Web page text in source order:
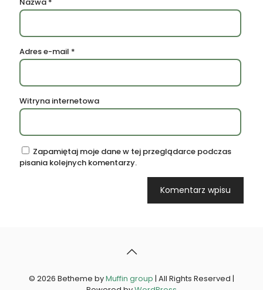
Adres e-mail *
Witryna internetowa
Zapamiętaj moje dane w tej przeglądarce podczas
pisania kolejnych komentarzy.
© 2026 Betheme byMuffin group | All Rights Reserved |